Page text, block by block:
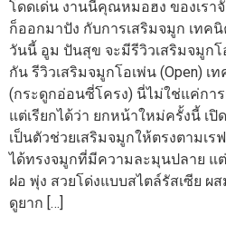
โดดเด่น งานนี้คุณหมอฮง ของเรา
ก็ออกมาปัง กับการเสริมจมูก เทคนิ
วันนี้ อูม ปันสุข จะมีรีวิวเสริมจมูกโ
กัน รีวิวเสริมจมูกโอเพ่น (Open) เ
(กระดูกอ่อนซี่โครง) นี่ไม่ใช่แค่กา
แต่เรียกได้ว่า ยกหน้าใหม่ครั้งนี้ เ
เป็นตัวช่วยเสริมจมูกให้ตรงตามเ
ได้ทรงจมูกที่มีความละมุนปลาย แ
ฝอ พุ่ง สวยโด่งแบบสไตล์รัสเซีย ผ
ดูยาก […]